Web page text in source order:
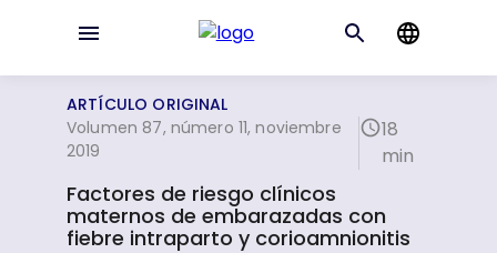
ARTÍCULO ORIGINAL
Volumen 87, número 11, noviembre
2019
18
min
Factores de riesgo clínicos
maternos de embarazadas con
fiebre intraparto y corioamnionitis